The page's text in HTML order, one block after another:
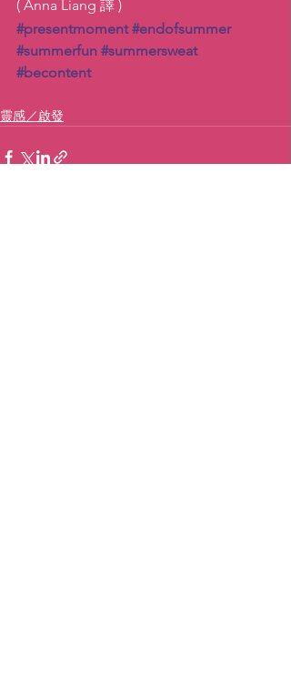
( Anna Liang 譯 )
#presentmoment #endofsummer
#summerfun #summersweat
#becontent
靈感／啟發